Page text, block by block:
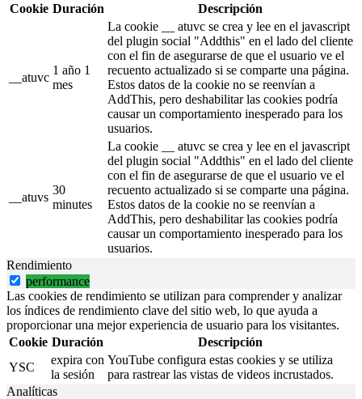
Cookie Duración Descripción
__atuvc
1 año 1
mes
La cookie __ atuvc se crea y lee en el javascript
del plugin social "Addthis" en el lado del cliente
con el fin de asegurarse de que el usuario ve el
recuento actualizado si se comparte una página.
Estos datos de la cookie no se reenvían a
AddThis, pero deshabilitar las cookies podría
causar un comportamiento inesperado para los
usuarios.
__atuvs
30
minutes
La cookie __ atuvc se crea y lee en el javascript
del plugin social "Addthis" en el lado del cliente
con el fin de asegurarse de que el usuario ve el
recuento actualizado si se comparte una página.
Estos datos de la cookie no se reenvían a
AddThis, pero deshabilitar las cookies podría
causar un comportamiento inesperado para los
usuarios.
Rendimiento
performance
Las cookies de rendimiento se utilizan para comprender y analizar
los índices de rendimiento clave del sitio web, lo que ayuda a
proporcionar una mejor experiencia de usuario para los visitantes.
Cookie Duración
Descripción
YSC
expira con
la sesión
YouTube configura estas cookies y se utiliza
para rastrear las vistas de videos incrustados.
Analíticas